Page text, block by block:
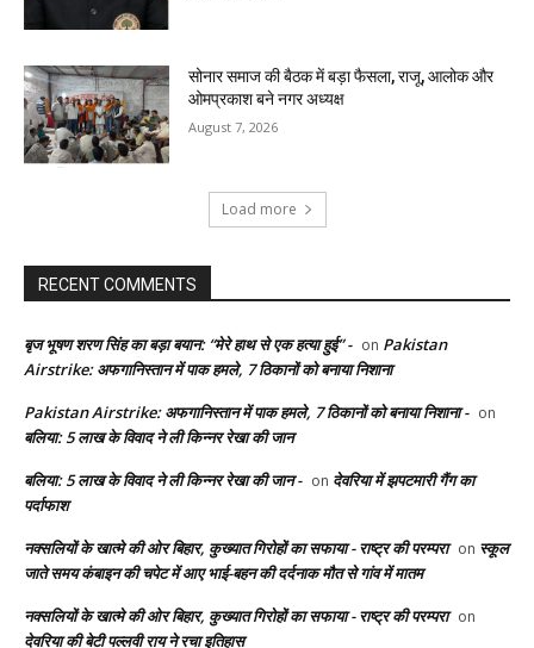
सोनार समाज की बैठक में बड़ा फैसला, राजू, आलोक और
ओमप्रकाश बने नगर अध्यक्ष
August 7, 2026
Load more
RECENT COMMENTS
बृज भूषण शरण सिंह का बड़ा बयान: “मेरे हाथ से एक हत्या हुई” - on Pakistan
Airstrike: अफगानिस्तान में पाक हमले, 7 ठिकानों को बनाया निशाना
Pakistan Airstrike: अफगानिस्तान में पाक हमले, 7 ठिकानों को बनाया निशाना - on
बलिया: 5 लाख के विवाद ने ली किन्नर रेखा की जान
बलिया: 5 लाख के विवाद ने ली किन्नर रेखा की जान - on देवरिया में झपटमारी गैंग का
पर्दाफाश
नक्सलियों के खात्मे की ओर बिहार, कुख्यात गिरोहों का सफाया - राष्ट्र की परम्परा on स्कूल
जाते समय कंबाइन की चपेट में आए भाई-बहन की दर्दनाक मौत से गांव में मातम
नक्सलियों के खात्मे की ओर बिहार, कुख्यात गिरोहों का सफाया - राष्ट्र की परम्परा on
देवरिया की बेटी पल्लवी राय ने रचा इतिहास